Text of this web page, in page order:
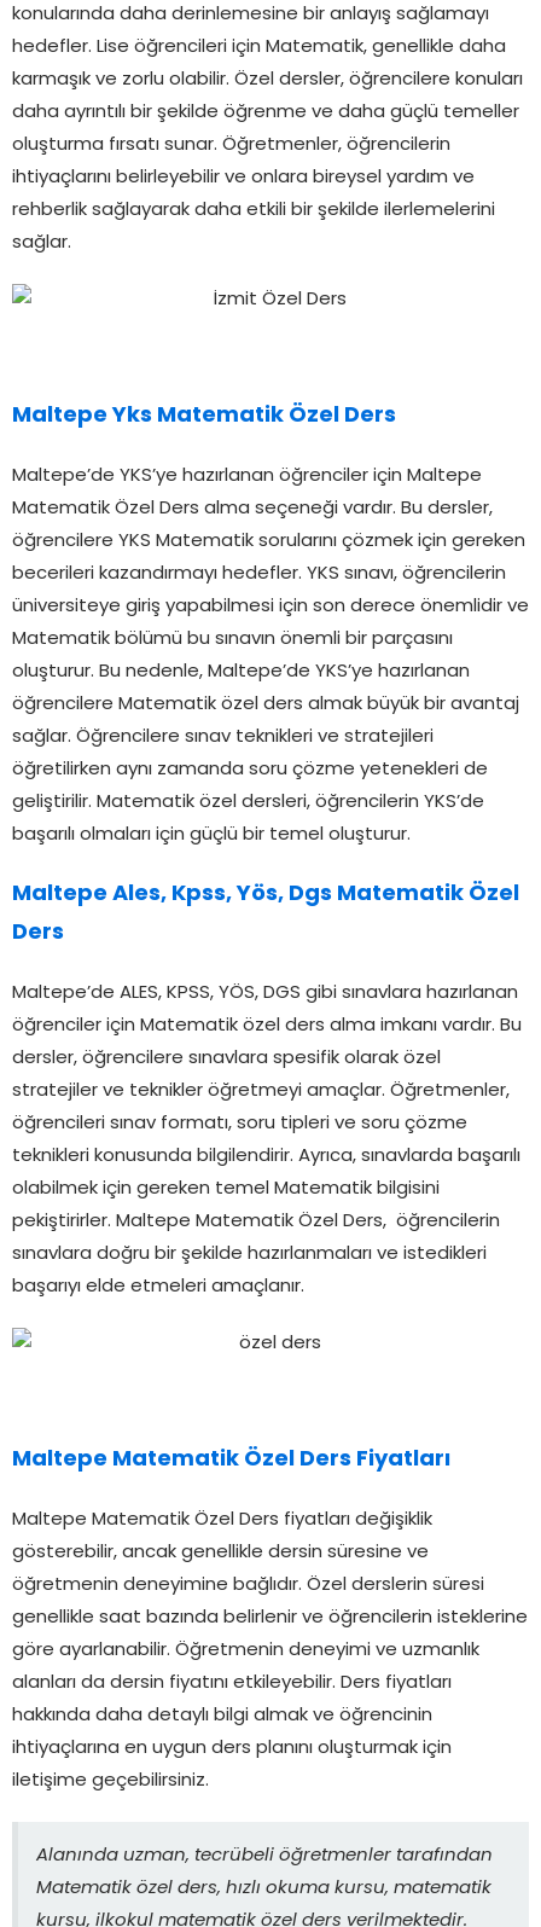
konularında daha derinlemesine bir anlayış sağlamayı
hedefler. Lise öğrencileri için Matematik, genellikle daha
karmaşık ve zorlu olabilir. Özel dersler, öğrencilere konuları
daha ayrıntılı bir şekilde öğrenme ve daha güçlü temeller
oluşturma fırsatı sunar. Öğretmenler, öğrencilerin
ihtiyaçlarını belirleyebilir ve onlara bireysel yardım ve
rehberlik sağlayarak daha etkili bir şekilde ilerlemelerini
sağlar.
Maltepe Yks Matematik Özel Ders
Maltepe’de YKS’ye hazırlanan öğrenciler için Maltepe
Matematik Özel Ders alma seçeneği vardır. Bu dersler,
öğrencilere YKS Matematik sorularını çözmek için gereken
becerileri kazandırmayı hedefler. YKS sınavı, öğrencilerin
üniversiteye giriş yapabilmesi için son derece önemlidir ve
Matematik bölümü bu sınavın önemli bir parçasını
oluşturur. Bu nedenle, Maltepe’de YKS’ye hazırlanan
öğrencilere Matematik özel ders almak büyük bir avantaj
sağlar. Öğrencilere sınav teknikleri ve stratejileri
öğretilirken aynı zamanda soru çözme yetenekleri de
geliştirilir. Matematik özel dersleri, öğrencilerin YKS’de
başarılı olmaları için güçlü bir temel oluşturur.
Maltepe Ales, Kpss, Yös, Dgs Matematik Özel
Ders
Maltepe’de ALES, KPSS, YÖS, DGS gibi sınavlara hazırlanan
öğrenciler için Matematik özel ders alma imkanı vardır. Bu
dersler, öğrencilere sınavlara spesifik olarak özel
stratejiler ve teknikler öğretmeyi amaçlar. Öğretmenler,
öğrencileri sınav formatı, soru tipleri ve soru çözme
teknikleri konusunda bilgilendirir. Ayrıca, sınavlarda başarılı
olabilmek için gereken temel Matematik bilgisini
pekiştirirler. Maltepe Matematik Özel Ders, öğrencilerin
sınavlara doğru bir şekilde hazırlanmaları ve istedikleri
başarıyı elde etmeleri amaçlanır.
Maltepe Matematik Özel Ders Fiyatları
Maltepe Matematik Özel Ders fiyatları değişiklik
gösterebilir, ancak genellikle dersin süresine ve
öğretmenin deneyimine bağlıdır. Özel derslerin süresi
genellikle saat bazında belirlenir ve öğrencilerin isteklerine
göre ayarlanabilir. Öğretmenin deneyimi ve uzmanlık
alanları da dersin fiyatını etkileyebilir. Ders fiyatları
hakkında daha detaylı bilgi almak ve öğrencinin
ihtiyaçlarına en uygun ders planını oluşturmak için
iletişime geçebilirsiniz.
Alanında uzman, tecrübeli öğretmenler tarafından
Matematik özel ders, hızlı okuma kursu, matematik
kursu, ilkokul matematik özel ders verilmektedir.